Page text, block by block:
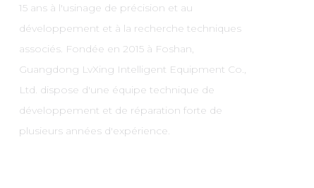
15 ans à l'usinage de précision et au
développement et à la recherche techniques
associés. Fondée en 2015 à Foshan,
Guangdong LvXing Intelligent Equipment Co.,
Ltd. dispose d'une équipe technique de
développement et de réparation forte de
plusieurs années d'expérience.